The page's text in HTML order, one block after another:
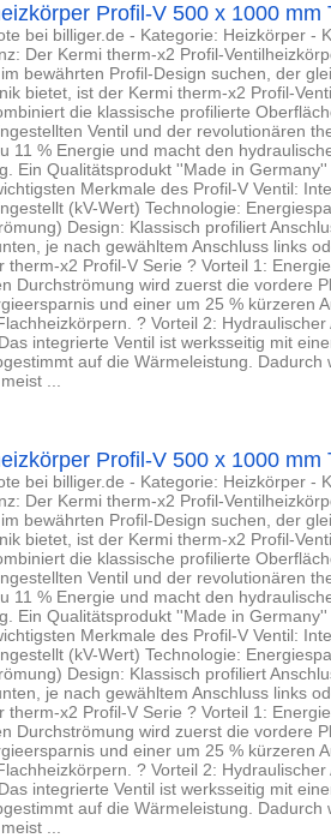
Profil-V 500 x 1000 mm
bei billiger.de - Kategorie: Heizkörper -
Der Kermi therm-x2 Profil-
bewährten Profil-Design suchen, der
bietet, ist der Kermi therm-x2 Profil-
die klassische profilierte
Ventil und der revolutionären
11 % Energie und macht den
Ein Qualitätsprodukt ''Made in
Merkmale des Profil-V Ventil:
(kV-Wert) Technologie:
Design: Klassisch profiliert
je nach gewähltem Anschluss links
therm-x2 Profil-V Serie ? Vorteil 1:
Durchströmung wird zuerst die vordere
und einer um 25 % kürzeren
? Vorteil 2: Hydraulischer
integrierte Ventil ist werksseitig mit
auf die Wärmeleistung. Dadurch
...
Profil-V 500 x 1000 mm
bei billiger.de - Kategorie: Heizkörper -
Der Kermi therm-x2 Profil-
bewährten Profil-Design suchen, der
bietet, ist der Kermi therm-x2 Profil-
die klassische profilierte
Ventil und der revolutionären
11 % Energie und macht den
Ein Qualitätsprodukt ''Made in
Merkmale des Profil-V Ventil:
(kV-Wert) Technologie:
Design: Klassisch profiliert
je nach gewähltem Anschluss links
therm-x2 Profil-V Serie ? Vorteil 1:
Durchströmung wird zuerst die vordere
und einer um 25 % kürzeren
? Vorteil 2: Hydraulischer
integrierte Ventil ist werksseitig mit
auf die Wärmeleistung. Dadurch
...